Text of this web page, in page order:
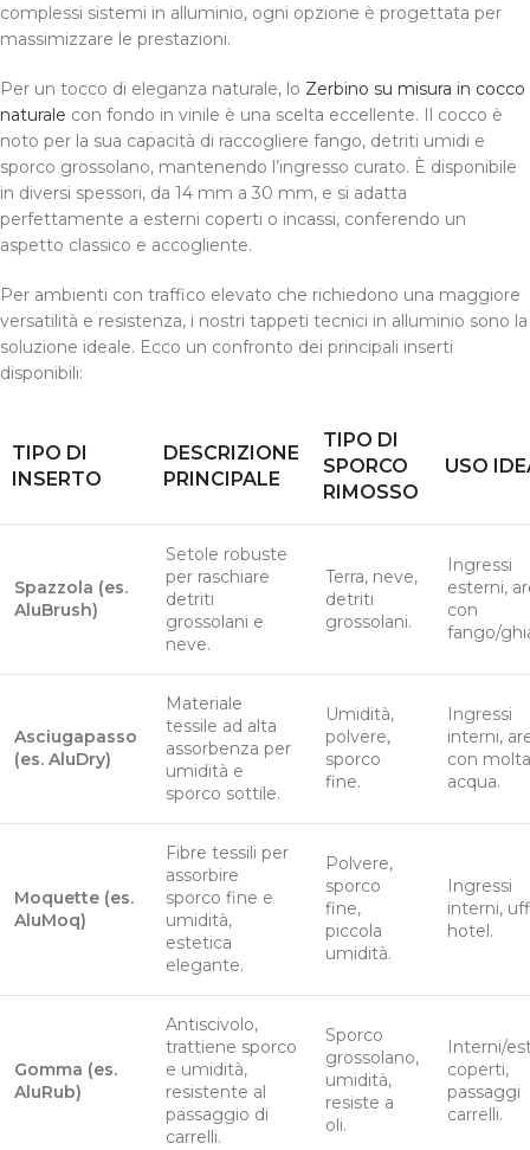
complessi sistemi in alluminio, ogni opzione è progettata per
massimizzare le prestazioni.
Per un tocco di eleganza naturale, lo Zerbino su misura in cocco
naturale con fondo in vinile è una scelta eccellente. Il cocco è
noto per la sua capacità di raccogliere fango, detriti umidi e
sporco grossolano, mantenendo l’ingresso curato. È disponibile
in diversi spessori, da 14 mm a 30 mm, e si adatta
perfettamente a esterni coperti o incassi, conferendo un
aspetto classico e accogliente.
Per ambienti con traffico elevato che richiedono una maggiore
versatilità e resistenza, i nostri tappeti tecnici in alluminio sono la
soluzione ideale. Ecco un confronto dei principali inserti
disponibili:
TIPO DI
INSERTO
DESCRIZIONE
PRINCIPALE
TIPO DI
SPORCO
RIMOSSO
USO
Spazzola (es.
AluBrush)
Setole robuste
per raschiare
detriti
grossolani e
neve.
Terra, neve,
detriti
grossolani.
Ingressi
esterni,
con
fango/
Asciugapasso
(es. AluDry)
Materiale
tessile ad alta
assorbenza per
umidità e
sporco sottile.
Umidità,
polvere,
sporco
fine.
Ingressi
interni,
con molta
acqua.
Moquette (es.
AluMoq)
Fibre tessili per
assorbire
sporco fine e
umidità,
estetica
elegante.
Polvere,
sporco
fine,
piccola
umidità.
Ingressi
interni,
hotel.
Gomma (es.
AluRub)
Antiscivolo,
trattiene sporco
e umidità,
resistente al
passaggio di
carrelli.
Sporco
grossolano,
umidità,
resiste a
oli.
Interni/
coperti,
passaggi
carrelli.